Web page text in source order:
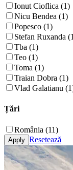
Ionut Cioflica (1)
Nicu Bendea (1)
Popesco (1)
Stefan Ruxanda
Tba (1)
Teo (1)
Toma (1)
Traian Dobra (1)
Vlad Galatianu
Țări
România (11)
Resetează